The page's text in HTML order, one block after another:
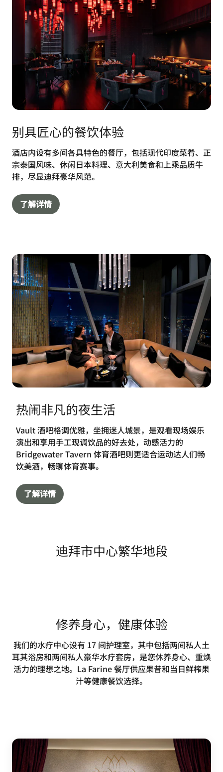
别具匠心的餐饮体验
酒店内设有多间各具特色的餐厅，包括现代印度菜肴、正
宗泰国风味、休闲日本料理、意大利美食和上乘品质牛
排，尽显迪拜豪华风范。
了解详情
热闹非凡的夜生活
Vault 酒吧格调优雅，坐拥迷人城景，是观看现场娱乐
演出和享用手工现调饮品的好去处，动感活力的
Bridgewater Tavern 体育酒吧则更适合运动达人们畅
饮美酒，畅聊体育赛事。
了解详情
迪拜市中心繁华地段
修养身心，健康体验
我们的水疗中心设有 17 间护理室，其中包括两间私人土
耳其浴房和两间私人豪华水疗套房，是您休养身心、重焕
活力的理想之地。La Farine 餐厅供应果昔和当日鲜榨果
汁等健康餐饮选择。